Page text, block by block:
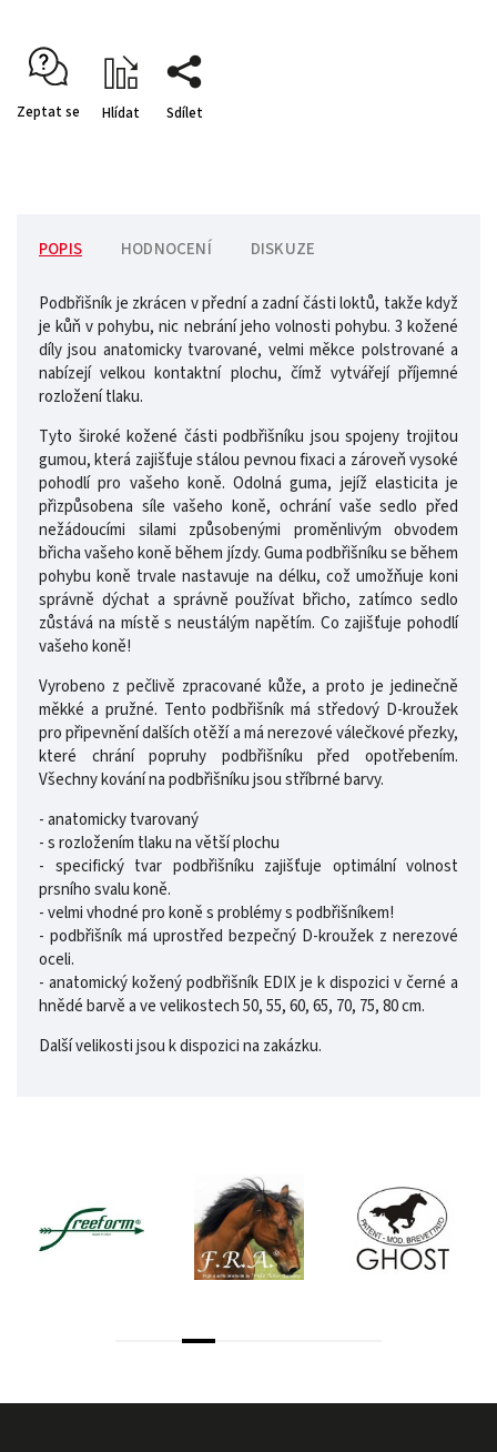
Zeptat se Hlídat Sdílet
POPIS HODNOCENÍ DISKUZE
Podbřišník je zkrácen v přední a zadní části loktů, takže když
je kůň v pohybu, nic nebrání jeho volnosti pohybu. 3 kožené
díly jsou anatomicky tvarované, velmi měkce polstrované a
nabízejí velkou kontaktní plochu, čímž vytvářejí příjemné
rozložení tlaku.
Tyto široké kožené části podbřišníku jsou spojeny trojitou
gumou, která zajišťuje stálou pevnou fixaci a zároveň vysoké
pohodlí pro vašeho koně. Odolná guma, jejíž elasticita je
přizpůsobena síle vašeho koně, ochrání vaše sedlo před
nežádoucími silami způsobenými proměnlivým obvodem
břicha vašeho koně během jízdy. Guma podbřišníku se během
pohybu koně trvale nastavuje na délku, což umožňuje koni
správně dýchat a správně používat břicho, zatímco sedlo
zůstává na místě s neustálým napětím. Co zajišťuje pohodlí
vašeho koně!
Vyrobeno z pečlivě zpracované kůže, a proto je jedinečně
měkké a pružné. Tento podbřišník má středový D-kroužek
pro připevnění dalších otěží a má nerezové válečkové přezky,
které chrání popruhy podbřišníku před opotřebením.
Všechny kování na podbřišníku jsou stříbrné barvy.
- anatomicky tvarovaný
- s rozložením tlaku na větší plochu
- specifický tvar podbřišníku zajišťuje optimální volnost
prsního svalu koně.
- velmi vhodné pro koně s problémy s podbřišníkem!
- podbřišník má uprostřed bezpečný D-kroužek z nerezové
oceli.
- anatomický kožený podbřišník EDIX je k dispozici v černé a
hnědé barvě a ve velikostech 50, 55, 60, 65, 70, 75, 80 cm.
Další velikosti jsou k dispozici na zakázku.